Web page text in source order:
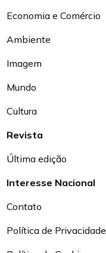
Economia e Comércio
Ambiente
Imagem
Mundo
Cultura
Revista
Última edição
Interesse Nacional
Contato
Política de Privacidade